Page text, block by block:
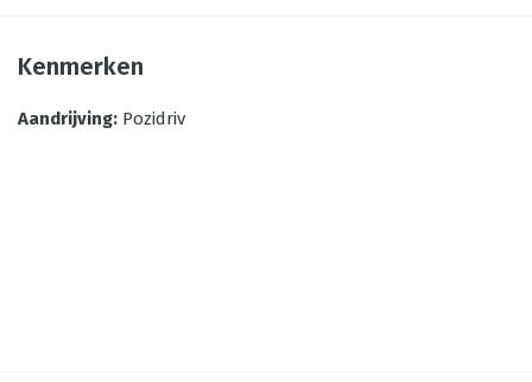
Kenmerken
Aandrijving: Pozidriv